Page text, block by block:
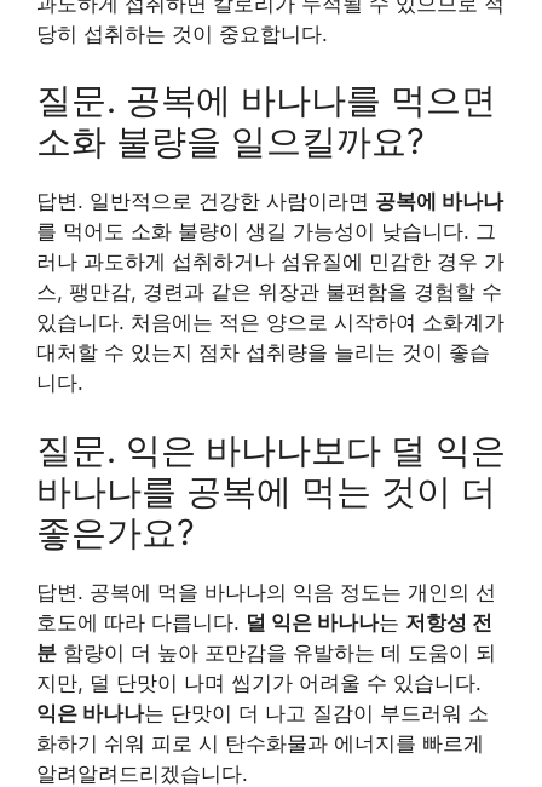
당히 섭취하는 것이 중요합니다.
질문. 공복에 바나나를 먹으면
소화 불량을 일으킬까요?
답변. 일반적으로 건강한 사람이라면 공복에 바나나
를 먹어도 소화 불량이 생길 가능성이 낮습니다. 그
러나 과도하게 섭취하거나 섬유질에 민감한 경우 가
스, 팽만감, 경련과 같은 위장관 불편함을 경험할 수
있습니다. 처음에는 적은 양으로 시작하여 소화계가
대처할 수 있는지 점차 섭취량을 늘리는 것이 좋습
니다.
질문. 익은 바나나보다 덜 익은
바나나를 공복에 먹는 것이 더
좋은가요?
답변. 공복에 먹을 바나나의 익음 정도는 개인의 선
호도에 따라 다릅니다. 덜 익은 바나나는 저항성 전
분 함량이 더 높아 포만감을 유발하는 데 도움이 되
지만, 덜 단맛이 나며 씹기가 어려울 수 있습니다.
익은 바나나는 단맛이 더 나고 질감이 부드러워 소
화하기 쉬워 피로 시 탄수화물과 에너지를 빠르게
알려알려드리겠습니다.